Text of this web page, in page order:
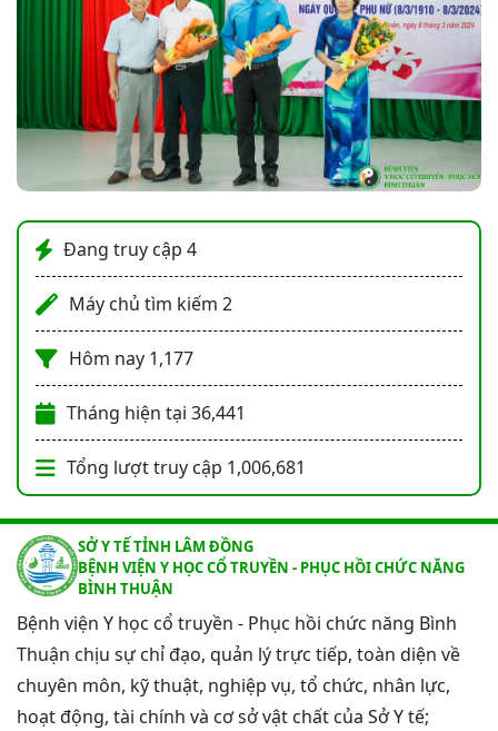
Đang truy cập 4
Máy chủ tìm kiếm 2
Hôm nay 1,177
Tháng hiện tại 36,441
Tổng lượt truy cập 1,006,681
SỞ Y TẾ TỈNH LÂM ĐỒNG
BỆNH VIỆN Y HỌC CỔ TRUYỀN - PHỤC HỒI CHỨC NĂNG
BÌNH THUẬN
Bệnh viện Y học cổ truyền - Phục hồi chức năng Bình
Thuận chịu sự chỉ đạo, quản lý trực tiếp, toàn diện về
chuyên môn, kỹ thuật, nghiệp vụ, tổ chức, nhân lực,
hoạt động, tài chính và cơ sở vật chất của Sở Y tế;